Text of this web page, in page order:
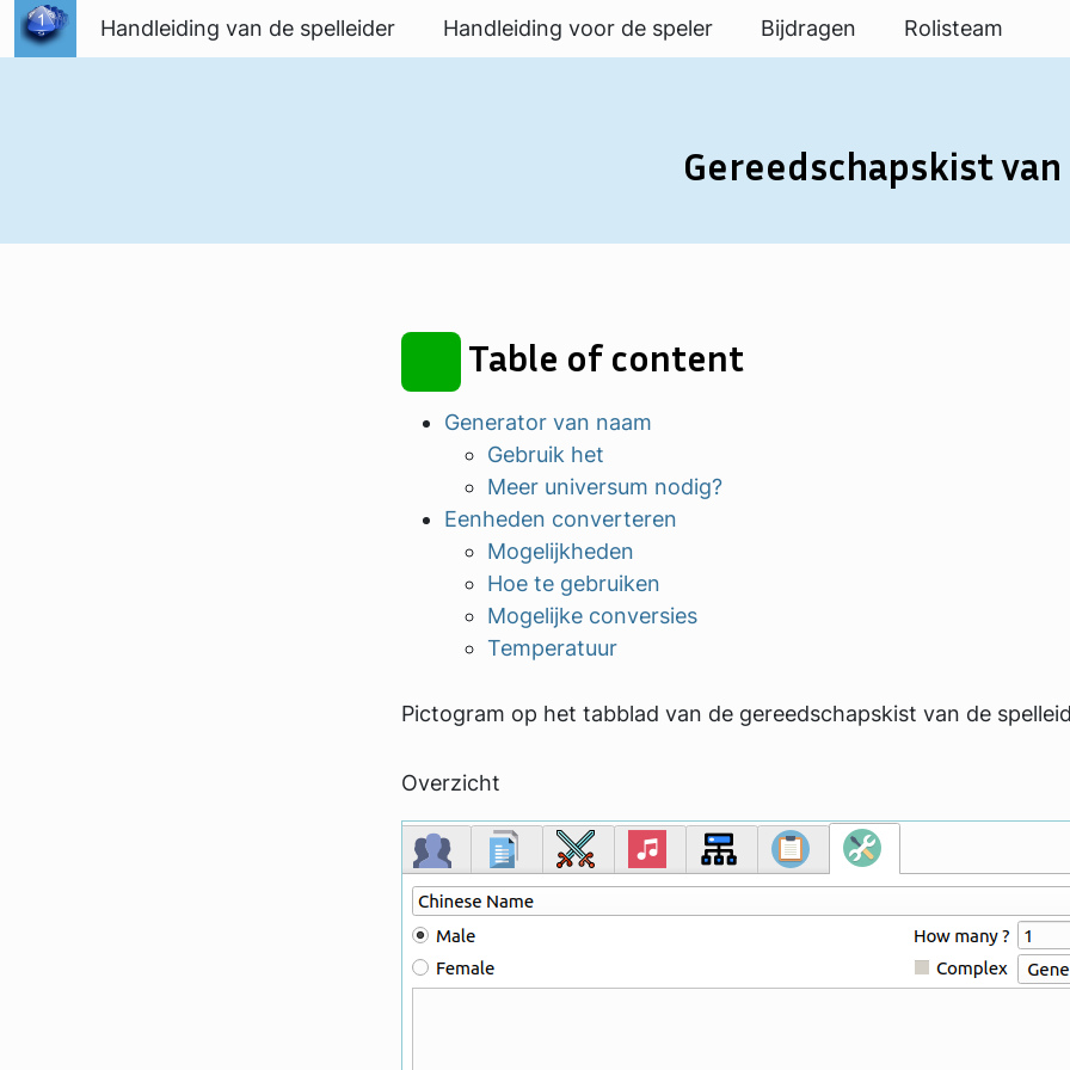
Spring naar inhoud
Handleiding van de spelleider Handleiding voor de speler Bijdragen Rolisteam
Gereedschapskist
Table of content
Generator van naam
Gebruik het
Meer universum nodig?
Eenheden converteren
Mogelijkheden
Hoe te gebruiken
Mogelijke conversies
Temperatuur
Pictogram op het tabblad van de gereedschapskist van de
Overzicht